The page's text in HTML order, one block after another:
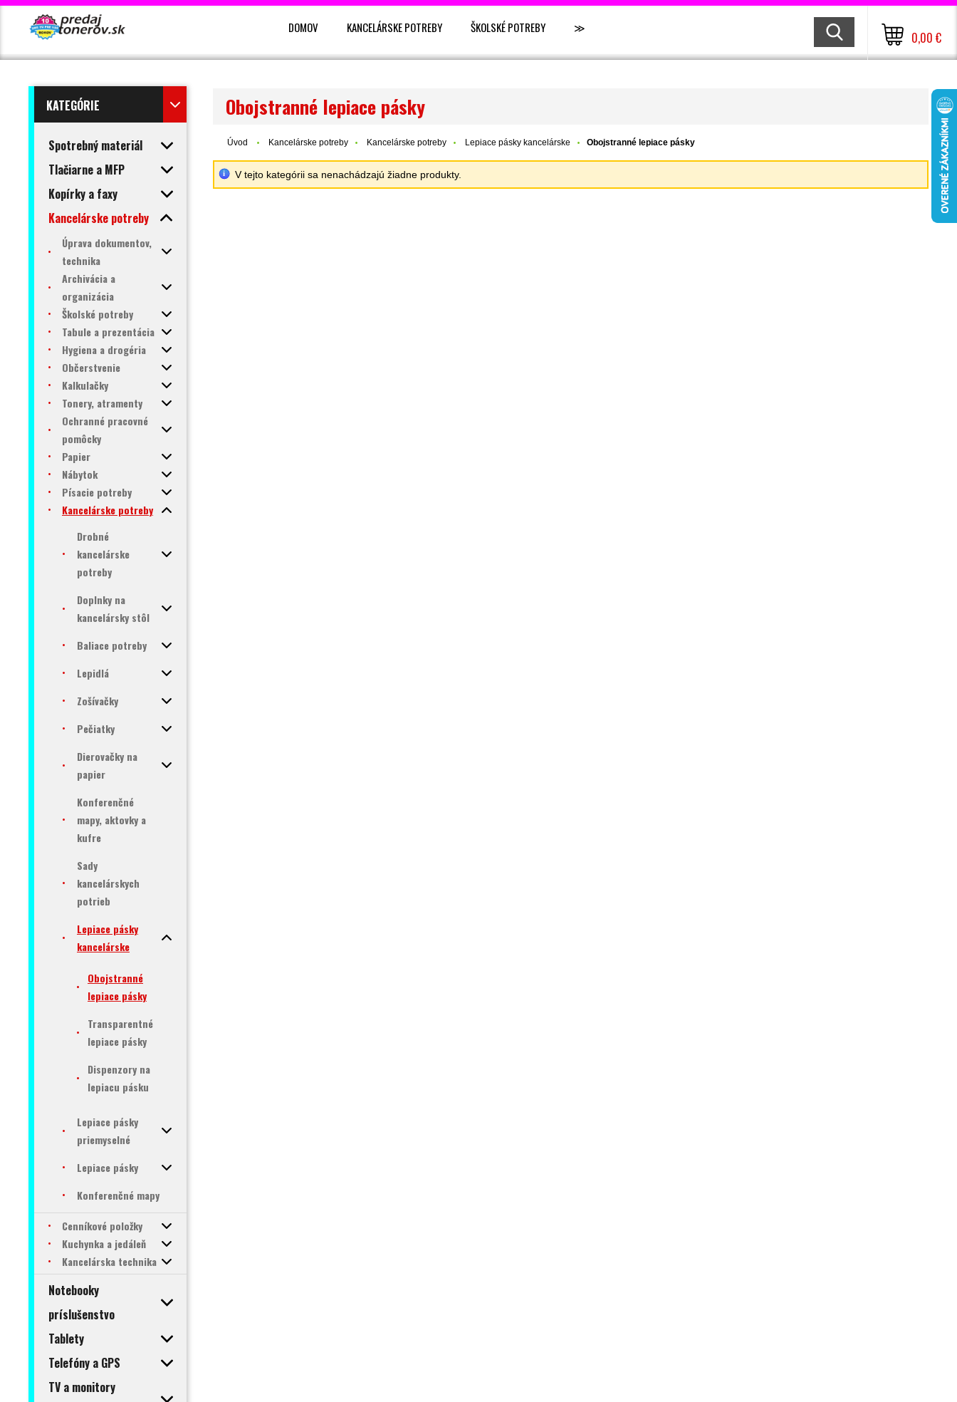
DOMOV KANCELÁRSKE POTREBY ŠKOLSKÉ POTREBY ≫
0,00 €
KATEGÓRIE
Spotrebný materiál
Tlačiarne a MFP
Kopírky a faxy
Kancelárske potreby
Úprava dokumentov,
technika
Archivácia a
organizácia
Školské potreby
Tabule a prezentácia
Hygiena a drogéria
Občerstvenie
Kalkulačky
Tonery, atramenty
Ochranné pracovné
pomôcky
Papier
Nábytok
Písacie potreby
Kancelárske potreby
Drobné
kancelárske
potreby
Doplnky na
kancelársky stôl
Baliace potreby
Lepidlá
Zošívačky
Pečiatky
Dierovačky na
papier
Konferenčné
mapy, aktovky a
kufre
Sady
kancelárskych
potrieb
Lepiace pásky
kancelárske
Obojstranné
lepiace pásky
Transparentné
lepiace pásky
Dispenzory na
lepiacu pásku
Lepiace pásky
priemyselné
Lepiace pásky
Konferenčné mapy
Cenníkové položky
Kuchynka a jedáleň
Kancelárska technika
Notebooky
príslušenstvo
Tablety
Telefóny a GPS
TV a monitory
Obojstranné lepiace pásky
Úvod Kancelárske potreby Kancelárske potreby Lepiace pásky kancelárske Obojstranné lepiace pásky
V tejto kategórii sa nenachádzajú žiadne produkty.